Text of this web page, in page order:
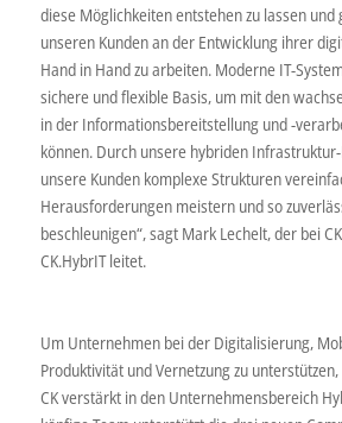
diese Möglichkeiten entstehen zu lassen
unseren Kunden an der Entwicklung ihrer
Hand in Hand zu arbeiten. Moderne IT-
sichere und flexible Basis, um mit den
in der Informationsbereitstellung und -
können. Durch unsere hybriden
unsere Kunden komplexe Strukturen
Herausforderungen meistern und so
beschleunigen“, sagt Mark Lechelt, der bei
CK.HybrIT leitet.
Um Unternehmen bei der Digitalisierung,
Produktivität und Vernetzung zu
CK verstärkt in den Unternehmensbereich